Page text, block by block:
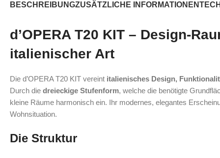
BESCHREIBUNGZUSÄTZLICHE INFORMATIONEN
d’OPERA T20 KIT –
italienischer Art
Die d’OPERA T20 KIT vereint italienisches Design,
Durch die dreieckige Stufenform, welche die benötigte
kleine Räume harmonisch ein. Ihr modernes, elegantes
Wohnsituation.
Die Struktur